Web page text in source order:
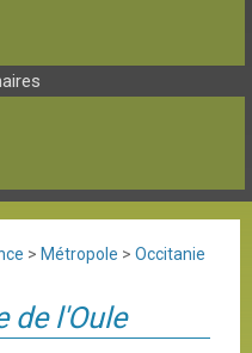
> Métropole > Occitanie
de l'Oule